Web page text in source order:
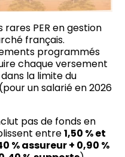
rares PER en gestion
français.
programmés
chaque versement
la limite du
un salarié en 2026
pas de fonds en
entre1,50 % et
% assureur + 0,90 %